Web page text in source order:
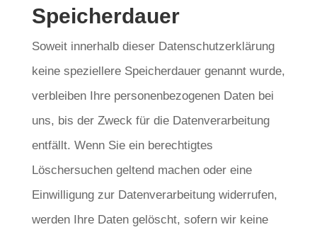
Speicherdauer
Soweit innerhalb dieser Datenschutzerklärung
keine speziellere Speicherdauer genannt wurde,
verbleiben Ihre personenbezogenen Daten bei
uns, bis der Zweck für die Datenverarbeitung
entfällt. Wenn Sie ein berechtigtes
Löschersuchen geltend machen oder eine
Einwilligung zur Datenverarbeitung widerrufen,
werden Ihre Daten gelöscht, sofern wir keine